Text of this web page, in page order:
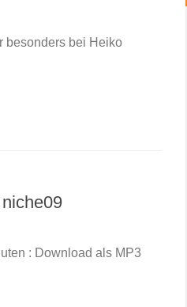
besonders bei Heiko
: Download als MP3